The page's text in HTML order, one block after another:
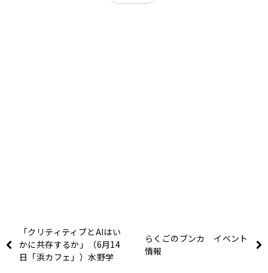
「クリティティブとAIはい
かに共存するか」（6月14
日「浜カフェ」）水野学
らくごのブンカ イベント
情報